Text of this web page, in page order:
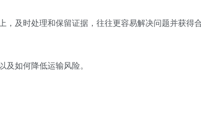
，及时处理和保留证据，往往更容易解决问题并获得
如何降低运输风险。